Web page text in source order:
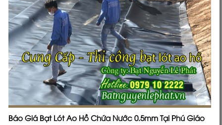
Báo Giá Bạt Lót Ao Hồ Chứa Nước 0.5mm Tại Phú Giáo